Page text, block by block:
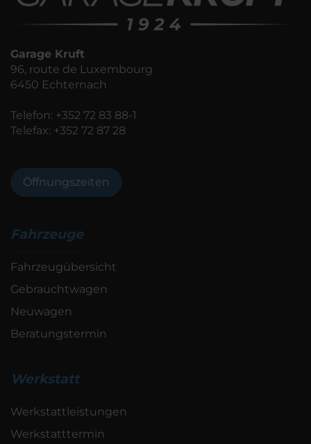
Garage Kruft
96, route de Luxembourg
6450 Echternach
Telefon: +352 72 83 88-1
Telefax: +352 72 87 28
Öffnungszeiten
Fahrzeuge
Fahrzeugübersicht
Gebrauchtwagen
Neuwagen
Beratungstermin
Werkstatt
Werkstattleistungen
Werkstatttermin